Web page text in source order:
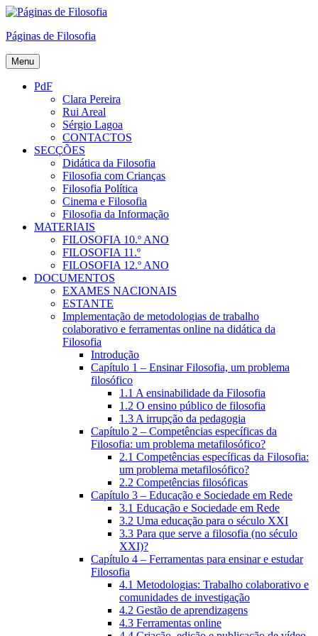
Skip
content
Páginas de Filosofia
Menu
PdF
Clara Pereira
Rui Areal
Sérgio Lagoa
CONTACTOS
SECÇÕES
Didática da Filosofia
Filosofia com Crianças
Filosofia Política
Cinema e Filosofia
Filosofia da Informação
MATERIAIS
FILOSOFIA 10.º ANO
FILOSOFIA 11.º
FILOSOFIA 12.º ANO
DOCUMENTOS
EXAMES NACIONAIS
ESTANTE
Implementação de metodologias de trabalho
colaborativo e ferramentas online na didática da
Filosofia
Introdução
Capítulo 1 – Ensinar Filosofia, um problema
filosófico
1.1 A ensinabilidade da Filosofia
1.2 O ensino público de filosofia
1.3 A irrupção da pedagogia
Capítulo 2 – Competências específicas da
Filosofia: um problema metafilosófico?
2.1 Competências específicas da Filosofia:
um problema metafilosófico?
2.2 Competências filosóficas
Capítulo 3 – Educação e Sociedade em Rede
3.1 Educação e Sociedade em Rede
3.2 Uma educação para o século XXI
3.3 Para que serve a filosofia (no século
XXI)?
Capítulo 4 – Ferramentas para ensinar e estudar
Filosofia
4.1 Metodologias: Trabalho colaborativo e
comunidades de investigação
4.2 Gestão de aprendizagens
4.3 Ferramentas online